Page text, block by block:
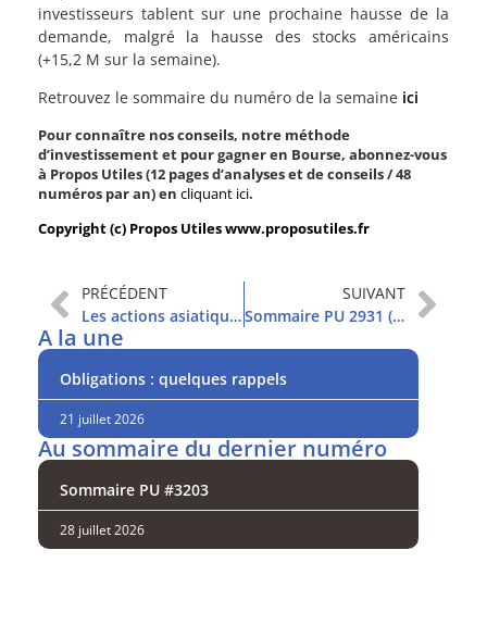
investisseurs tablent sur une prochaine hausse de la
demande, malgré la hausse des stocks américains
(+15,2 M sur la semaine).
Retrouvez le sommaire du numéro de la semaine ici
Pour connaître nos conseils, notre méthode
d’investissement et pour gagner en Bourse, abonnez-vous
à Propos Utiles (12 pages d’analyses et de conseils / 48
numéros par an) en cliquant ici.
Copyright (c) Propos Utiles www.proposutiles.fr
PRÉCÉDENT
Les actions asiatiques sont à privilégier
SUIVANT
Sommaire PU 2931 (15/12/2020)
A la une
Obligations : quelques rappels
21 juillet 2026
Au sommaire du dernier numéro
Sommaire PU #3203
28 juillet 2026